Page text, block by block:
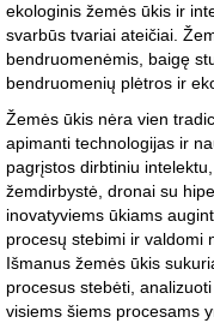
ekologinis žemės ūkis ir
svarbūs tvariai ateičiai.
bendruomenėmis, baigę
bendruomenių plėtros ir
Žemės ūkis nėra vien
apimanti technologijas ir
pagrįstos dirbtiniu
žemdirbystė, dronai su
inovatyviems ūkiams
procesų stebimi ir valdomi
Išmanus žemės ūkis
procesus stebėti,
visiems šiems procesams